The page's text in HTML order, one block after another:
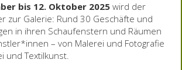
bis 12. Oktober 2025 wird der
zur Galerie: Rund 30 Geschäfte und
in ihren Schaufenstern und Räumen
– von Malerei und Fotografie
und Textilkunst.